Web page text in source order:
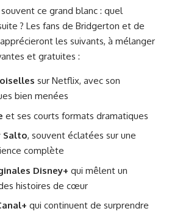
ce grand blanc : quel
? Les fans de Bridgerton et de
les suivants, à mélanger
et gratuites :
sur Netflix, avec son
bien menées
et ses courts formats dramatiques
Salto, souvent éclatées sur une
complète
Disney+ qui mêlent un
histoires de cœur
qui continuent de surprendre